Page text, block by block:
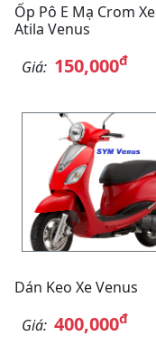
Ốp Pô E Mạ Crom Xe
Atila Venus
Giá: 150,000đ
Dán Keo Xe Venus
Giá: 400,000đ